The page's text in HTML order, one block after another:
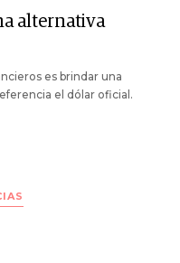
alternativa
es brindar una
el dólar oficial.